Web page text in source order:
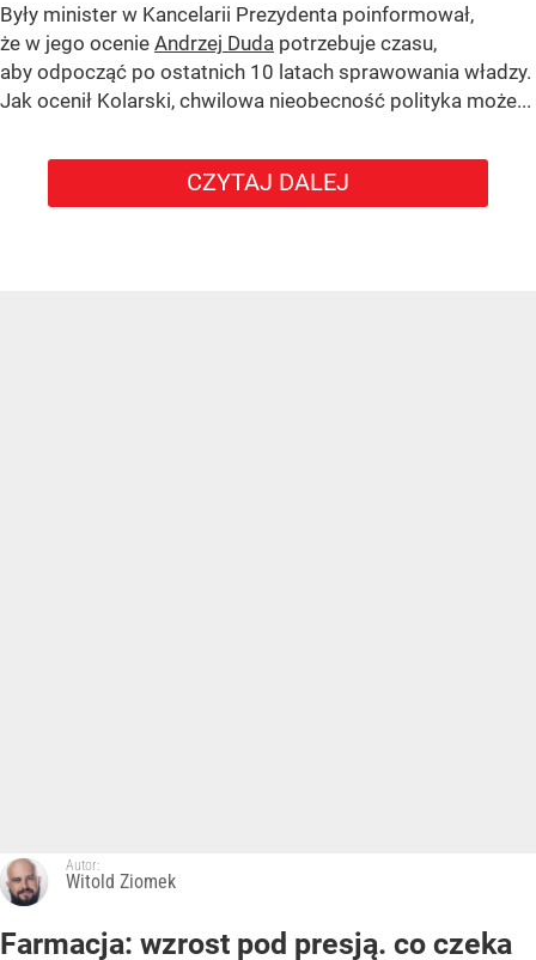
Były minister w Kancelarii Prezydenta poinformował,
że w jego ocenie Andrzej Duda potrzebuje czasu,
aby odpocząć po ostatnich 10 latach sprawowania władzy.
Jak ocenił Kolarski, chwilowa nieobecność polityka może...
CZYTAJ DALEJ
Autor:
Witold Ziomek
Farmacja: wzrost pod presją. co czeka